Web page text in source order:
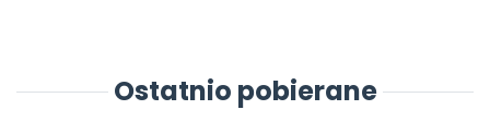
Ostatnio pobierane